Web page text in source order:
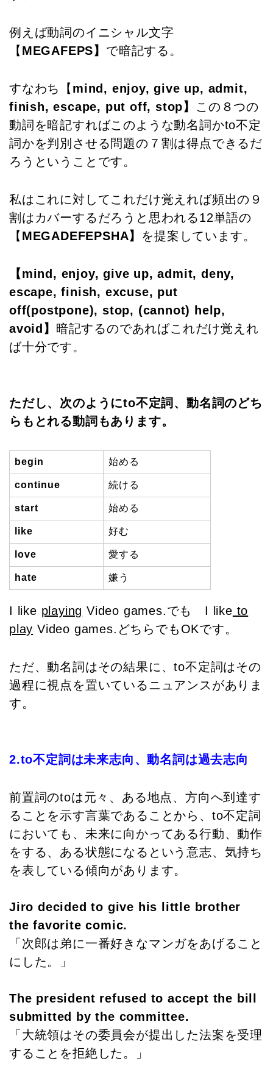
例えば動詞のイニシャル文字
【 MEGAFEPS】 で暗記する。
すなわち【 mind, enjoy, give up, admit,
finish, escape, put off, stop】 この８つの
動詞を暗記すればこのような動名詞かto不定
詞かを判別させる問題の７割は得点できるだ
ろうということです。
私はこれに対してこれだけ覚えれば頻出の９
割はカバーするだろうと思われる12単語の
【 MEGADEFEPSHA】 を提案しています。
【mind, enjoy, give up, admit, deny,
escape, finish, excuse, put
off(postpone), stop, (cannot) help,
avoid】 暗記するのであればこれだけ覚えれ
ば十分です。
ただし、次のようにto不定詞、動名詞のどち
らもとれる動詞もあります。
begin 始める
continue 続ける
start 始める
like 好む
love 愛する
hate 嫌う
I like playing Video games.でも I like to
play Video games.どちらでもOKです。
ただ、動名詞はその結果に、to不定詞はその
過程に視点を置いているニュアンスがありま
す。
2.to不定詞は未来志向、動名詞は過去志向
前置詞のtoは元々、ある地点、方向へ到達す
ることを示す言葉であることから、to不定詞
においても、未来に向かってある行動、動作
をする、ある状態になるという意志、気持ち
を表している傾向があります。
Jiro decided to give his little brother
the favorite comic.
「次郎は弟に一番好きなマンガをあげること
にした。」
The president refused to accept the bill
submitted by the committee.
「大統領はその委員会が提出した法案を受理
することを拒絶した。」